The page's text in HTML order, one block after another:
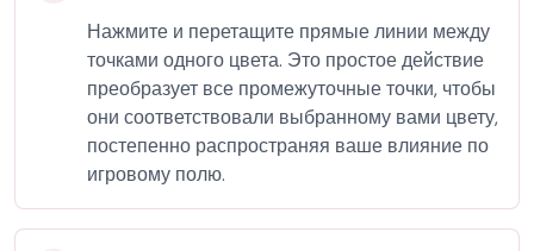
Нажмите и перетащите прямые линии между
точками одного цвета. Это простое действие
преобразует все промежуточные точки, чтобы
они соответствовали выбранному вами цвету,
постепенно распространяя ваше влияние по
игровому полю.